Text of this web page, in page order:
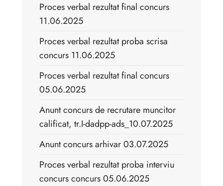
Proces verbal rezultat final concurs
11.06.2025
Proces verbal rezultat proba scrisa
concurs 11.06.2025
Proces verbal rezultat final concurs
05.06.2025
Anunt concurs de recrutare muncitor
calificat, tr.I-dadpp-ads_10.07.2025
Anunt concurs arhivar 03.07.2025
Proces verbal rezultat proba interviu
concurs concurs 05.06.2025